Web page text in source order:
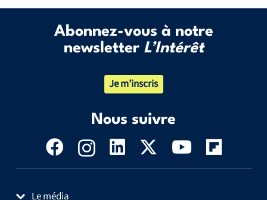
Abonnez-vous à notre
newsletter L’Intérêt
Je m’inscris
Nous suivre
Le média